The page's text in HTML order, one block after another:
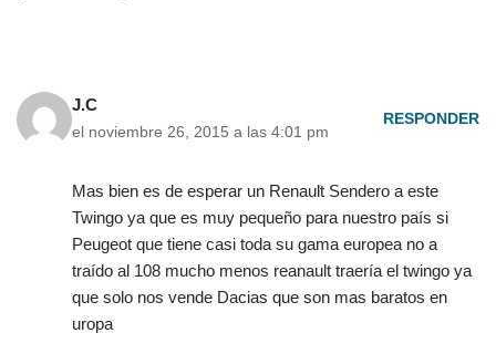
J.C
el noviembre 26, 2015 a las 4:01 pm
RESPONDER
Mas bien es de esperar un Renault Sendero a este
Twingo ya que es muy pequeño para nuestro país si
Peugeot que tiene casi toda su gama europea no a
traído al 108 mucho menos reanault traería el twingo ya
que solo nos vende Dacias que son mas baratos en
uropa